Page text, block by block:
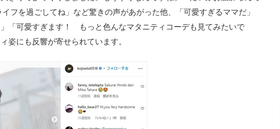
フを過ごしてね」など驚きの声があがった他、「可愛すぎるママだ」
」「可愛すぎます！ もっと色んなマタニティコーデも見てみたいで
姿にも反響が寄せられています。